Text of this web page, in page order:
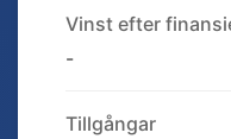
Vinst efter
-
Tillgångar